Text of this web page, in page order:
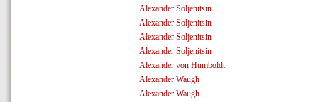
Alexander Soljenitsin
Alexander Soljenitsin
Alexander Soljenitsin
Alexander Soljenitsin
Alexander von Humboldt
Alexander Waugh
Alexander Waugh